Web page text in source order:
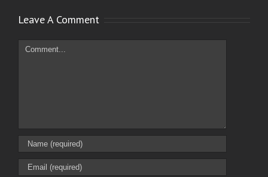
Leave A Comment
Comment